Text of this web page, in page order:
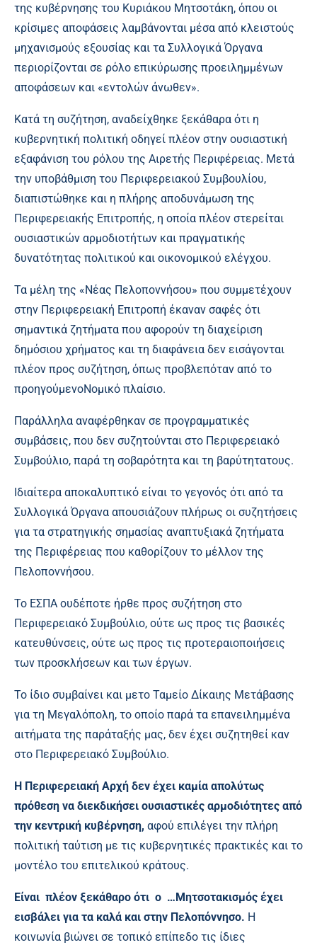
της κυβέρνησης του Κυριάκου Μητσοτάκη, όπου οι
κρίσιμες αποφάσεις λαμβάνονται μέσα από κλειστούς
μηχανισμούς εξουσίας και τα Συλλογικά Όργανα
περιορίζονται σε ρόλο επικύρωσης προειλημμένων
αποφάσεων και «εντολών άνωθεν».
Κατά τη συζήτηση, αναδείχθηκε ξεκάθαρα ότι η
κυβερνητική πολιτική οδηγεί πλέον στην ουσιαστική
εξαφάνιση του ρόλου της Αιρετής Περιφέρειας. Μετά
την υποβάθμιση του Περιφερειακού Συμβουλίου,
διαπιστώθηκε και η πλήρης αποδυνάμωση της
Περιφερειακής Επιτροπής, η οποία πλέον στερείται
ουσιαστικών αρμοδιοτήτων και πραγματικής
δυνατότητας πολιτικού και οικονομικού ελέγχου.
Τα μέλη της «Νέας Πελοποννήσου» που συμμετέχουν
στην Περιφερειακή Επιτροπή έκαναν σαφές ότι
σημαντικά ζητήματα που αφορούν τη διαχείριση
δημόσιου χρήματος και τη διαφάνεια δεν εισάγονται
πλέον προς συζήτηση, όπως προβλεπόταν από το
προηγούμενοΝομικό πλαίσιο.
Παράλληλα αναφέρθηκαν σε προγραμματικές
συμβάσεις, που δεν συζητούνται στο Περιφερειακό
Συμβούλιο, παρά τη σοβαρότητα και τη βαρύτητατους.
Ιδιαίτερα αποκαλυπτικό είναι το γεγονός ότι από τα
Συλλογικά Όργανα απουσιάζουν πλήρως οι συζητήσεις
για τα στρατηγικής σημασίας αναπτυξιακά ζητήματα
της Περιφέρειας που καθορίζουν το μέλλον της
Πελοποννήσου.
Το ΕΣΠΑ ουδέποτε ήρθε προς συζήτηση στο
Περιφερειακό Συμβούλιο, ούτε ως προς τις βασικές
κατευθύνσεις, ούτε ως προς τις προτεραιοποιήσεις
των προσκλήσεων και των έργων.
Το ίδιο συμβαίνει και μετο Ταμείο Δίκαιης Μετάβασης
για τη Μεγαλόπολη, το οποίο παρά τα επανειλημμένα
αιτήματα της παράταξής μας, δεν έχει συζητηθεί καν
στο Περιφερειακό Συμβούλιο.
Η Περιφερειακή Αρχή δεν έχει καμία απολύτως
πρόθεση να διεκδικήσει ουσιαστικές αρμοδιότητες από
την κεντρική κυβέρνηση, αφού επιλέγει την πλήρη
πολιτική ταύτιση με τις κυβερνητικές πρακτικές και το
μοντέλο του επιτελικού κράτους.
Είναι πλέον ξεκάθαρο ότι ο …Μητσοτακισμός έχει
εισβάλει για τα καλά και στην Πελοπόννησο. Η
κοινωνία βιώνει σε τοπικό επίπεδο τις ίδιες